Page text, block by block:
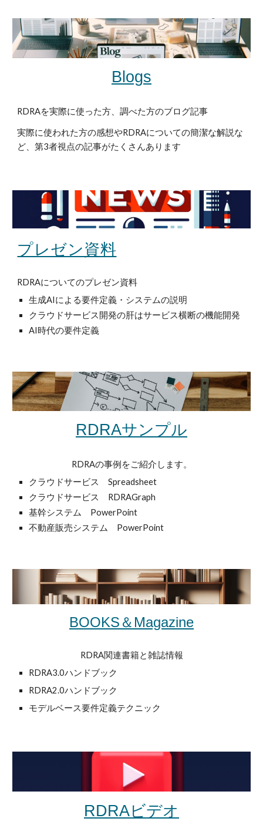
Blogs
RDRAを実際に使った方、調べた方のブログ記事
実際に使われた方の感想やRDRAについての簡潔な解説な
ど、第3者視点の記事がたくさんあります
プレゼン資料
RDRAについてのプレゼン資料
生成AIによる要件定義・システムの説明
クラウドサービス開発の肝はサービス横断の機能開発
AI時代の要件定義
RDRAサンプル
RDRAの事例をご紹介します。
クラウドサービス Spreadsheet
クラウドサービス RDRAGraph
基幹システム PowerPoint
不動産販売システム PowerPoint
BOOKS＆Magazine
RDRA関連書籍と雑誌情報
RDRA3.0ハンドブック
RDRA2.0ハンドブック
モデルベース要件定義テクニック
RDRAビデオ